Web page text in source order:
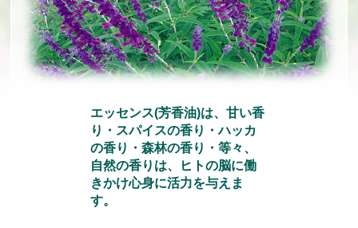
エッセンス(芳香油)は、甘い香
り・スパイスの香り・ハッカ
の香り・森林の香り・等々、
自然の香りは、ヒトの脳に働
きかけ心身に活力を与えま
す。